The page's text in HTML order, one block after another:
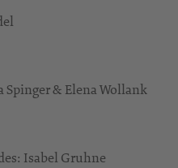
Spinger & Elena Wollank
Isabel Gruhne